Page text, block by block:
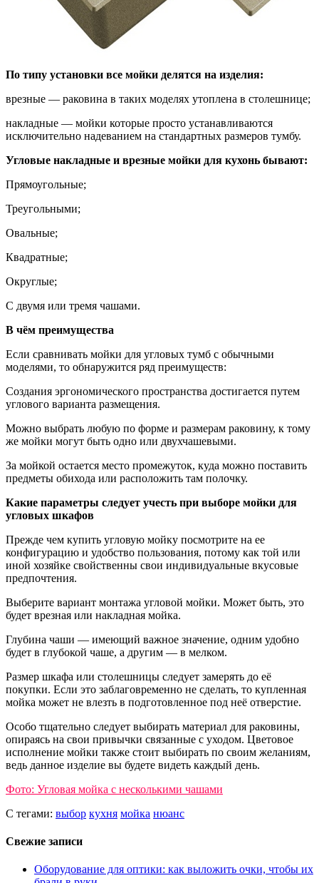
По типу установки все мойки делятся на изделия:
врезные — раковина в таких моделях утоплена в столешнице;
накладные — мойки которые просто устанавливаются
исключительно надеванием на стандартных размеров тумбу.
Угловые накладные и врезные мойки для кухонь бывают:
Прямоугольные;
Треугольными;
Овальные;
Квадратные;
Округлые;
С двумя или тремя чашами.
В чём преимущества
Если сравнивать мойки для угловых тумб с обычными
моделями, то обнаружится ряд преимуществ:
Создания эргономического пространства достигается путем
углового варианта размещения.
Можно выбрать любую по форме и размерам раковину, к тому
же мойки могут быть одно или двухчашевыми.
За мойкой остается место промежуток, куда можно поставить
предметы обихода или расположить там полочку.
Какие параметры следует учесть при выборе мойки для
угловых шкафов
Прежде чем купить угловую мойку посмотрите на ее
конфигурацию и удобство пользования, потому как той или
иной хозяйке свойственны свои индивидуальные вкусовые
предпочтения.
Выберите вариант монтажа угловой мойки. Может быть, это
будет врезная или накладная мойка.
Глубина чаши — имеющий важное значение, одним удобно
будет в глубокой чаше, а другим — в мелком.
Размер шкафа или столешницы следует замерять до её
покупки. Если это заблаговременно не сделать, то купленная
мойка может не влезть в подготовленное под неё отверстие.
Особо тщательно следует выбирать материал для раковины,
опираясь на свои привычки связанные с уходом. Цветовое
исполнение мойки также стоит выбирать по своим желаниям,
ведь данное изделие вы будете видеть каждый день.
Фото: Угловая мойка с несколькими чашами
С тегами: выбор кухня мойка нюанс
Свежие записи
Оборудование для оптики: как выложить очки, чтобы их